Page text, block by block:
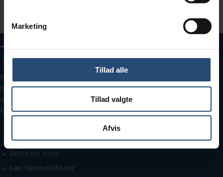
Marketing
Tillad alle
Tillad valgte
Afvis
– Bestå teoriprøven første gang
Med vores teoritest kan du øve lige så meget, du vil – og lidt
mere. Sig farvel til stress og hej til selvtillid. Vi gør det nemt og
overskueligt at blive klar, så du kan klare teoriprøven i første
forsøg og komme et skridt tættere på friheden bag rattet!
Teoriprøver (prøv gratis)
Bestil din kode
Lær færdselstavler